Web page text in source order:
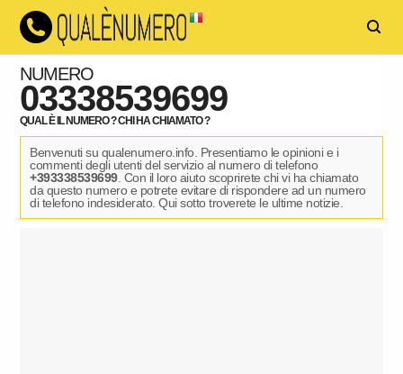
NUMERO
03338539699
QUAL È IL NUMERO ? CHI HA CHIAMATO ?
Benvenuti su qualenumero.info. Presentiamo le opinioni e i
commenti degli utenti del servizio al numero di telefono
+393338539699. Con il loro aiuto scoprirete chi vi ha chiamato
da questo numero e potrete evitare di rispondere ad un numero
di telefono indesiderato. Qui sotto troverete le ultime notizie.